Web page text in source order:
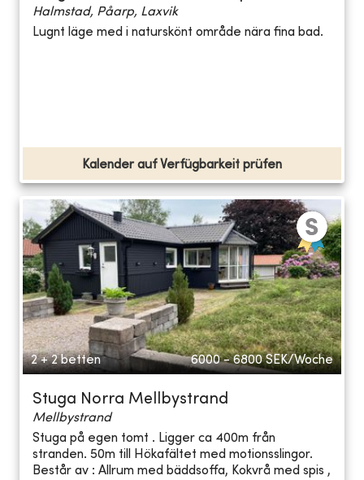
Halmstad, Påarp, Laxvik
Lugnt läge med i naturskönt område nära fina bad.
Kalender auf Verfügbarkeit prüfen
2 + 2 betten 6000 - 6800 SEK/Woche
Stuga Norra Mellbystrand
Mellbystrand
Stuga på egen tomt . Ligger ca 400m från
stranden. 50m till Hökafältet med motionsslingor.
Består av : Allrum med bäddsoffa, Kokvrå med spis ,